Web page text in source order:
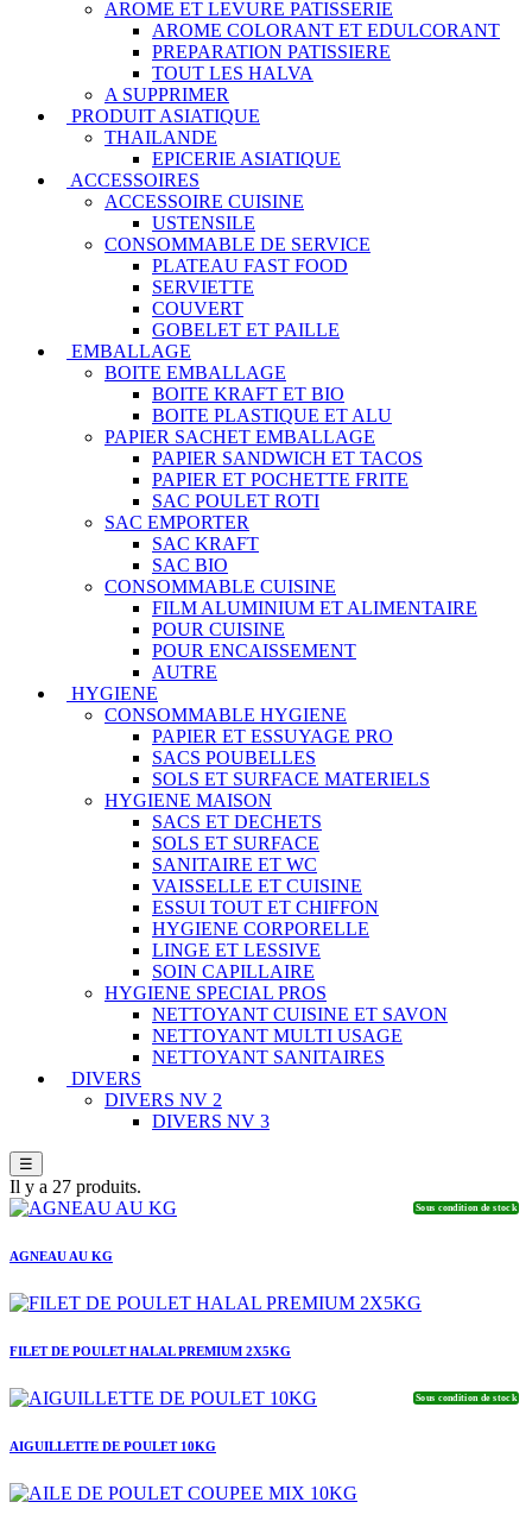
AROME ET LEVURE PATISSERIE
AROME COLORANT ET EDULCORANT
PREPARATION PATISSIERE
TOUT LES HALVA
A SUPPRIMER
PRODUIT ASIATIQUE
THAILANDE
EPICERIE ASIATIQUE
ACCESSOIRES
ACCESSOIRE CUISINE
USTENSILE
CONSOMMABLE DE SERVICE
PLATEAU FAST FOOD
SERVIETTE
COUVERT
GOBELET ET PAILLE
EMBALLAGE
BOITE EMBALLAGE
BOITE KRAFT ET BIO
BOITE PLASTIQUE ET ALU
PAPIER SACHET EMBALLAGE
PAPIER SANDWICH ET TACOS
PAPIER ET POCHETTE FRITE
SAC POULET ROTI
SAC EMPORTER
SAC KRAFT
SAC BIO
CONSOMMABLE CUISINE
FILM ALUMINIUM ET ALIMENTAIRE
POUR CUISINE
POUR ENCAISSEMENT
AUTRE
HYGIENE
CONSOMMABLE HYGIENE
PAPIER ET ESSUYAGE PRO
SACS POUBELLES
SOLS ET SURFACE MATERIELS
HYGIENE MAISON
SACS ET DECHETS
SOLS ET SURFACE
SANITAIRE ET WC
VAISSELLE ET CUISINE
ESSUI TOUT ET CHIFFON
HYGIENE CORPORELLE
LINGE ET LESSIVE
SOIN CAPILLAIRE
HYGIENE SPECIAL PROS
NETTOYANT CUISINE ET SAVON
NETTOYANT MULTI USAGE
NETTOYANT SANITAIRES
DIVERS
DIVERS NV 2
DIVERS NV 3
☰
Il y a 27 produits.
Sous condition de stock
AGNEAU AU KG
FILET DE POULET HALAL PREMIUM 2X5KG
Sous condition de stock
AIGUILLETTE DE POULET 10KG